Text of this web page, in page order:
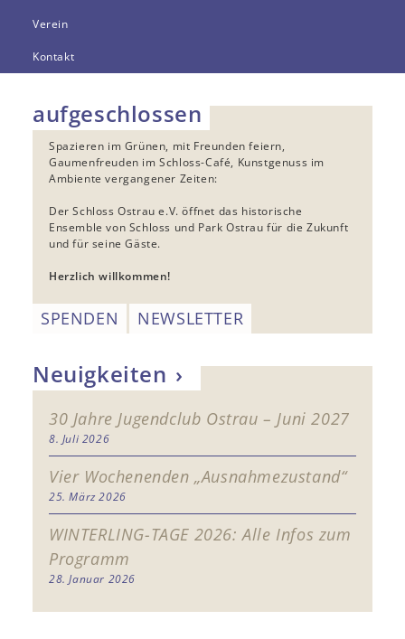
Verein
Kontakt
aufgeschlossen
Spazieren im Grünen, mit Freunden feiern,
Gaumenfreuden im Schloss-Café, Kunstgenuss im
Ambiente vergangener Zeiten:
Der Schloss Ostrau e.V. öffnet das historische
Ensemble von Schloss und Park Ostrau für die Zukunft
und für seine Gäste.
Herzlich willkommen!
SPENDEN NEWSLETTER
Neuigkeiten
30 Jahre Jugendclub Ostrau – Juni 2027
8. Juli 2026
Vier Wochenenden „Ausnahmezustand“
25. März 2026
WINTERLING-TAGE 2026: Alle Infos zum
Programm
28. Januar 2026